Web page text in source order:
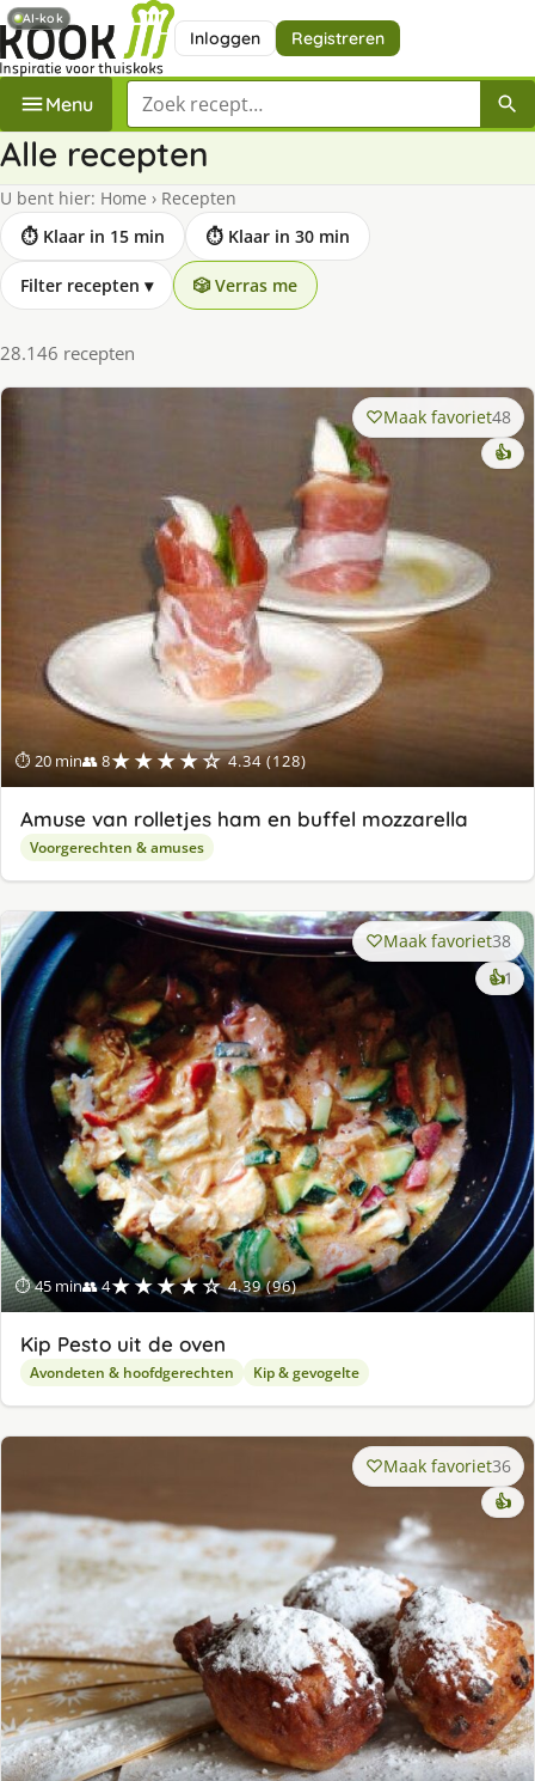
Inloggen Registreren
Menu Zoek een recept
Alle recepten
U bent hier: Home › Recepten
⏱ Klaar in 15 min
⏱ Klaar in 30 min
Filter recepten ▾ 🎲 Verras me
28.146 recepten
⏱ 20 min👥 8★★★★☆ 4.34 (128)
Maak favoriet48
👍
Amuse van rolletjes ham en buffel mozzarella
Voorgerechten & amuses
⏱ 45 min👥 4★★★★☆ 4.39 (96)
Maak favoriet38
👍1
Kip Pesto uit de oven
Avondeten & hoofdgerechten Kip & gevogelte
Maak favoriet36
👍
AI-kok